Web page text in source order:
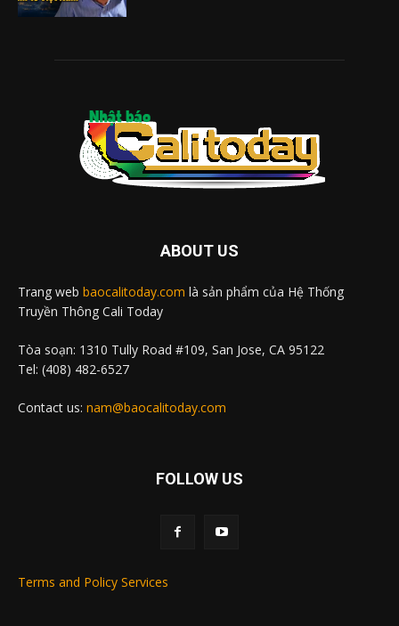
ABOUT US
Trang web baocalitoday.com là sản phẩm của Hệ Thống
Truyền Thông Cali Today
Tòa soạn: 1310 Tully Road #109, San Jose, CA 95122
Tel: (408) 482-6527
Contact us: nam@baocalitoday.com
FOLLOW US
Terms and Policy Services